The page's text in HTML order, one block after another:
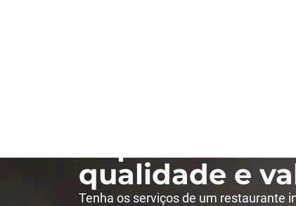
qualidade e
Tenha os serviços de um restaurante